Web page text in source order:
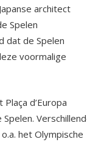
architect
Spelen
dat de Spelen
voormalige
d’Europa
het Olympische